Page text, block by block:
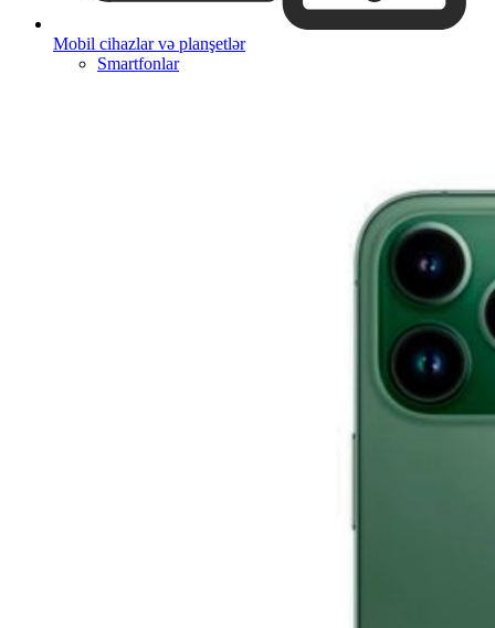
Mobil cihazlar və planşetlər
Smartfonlar